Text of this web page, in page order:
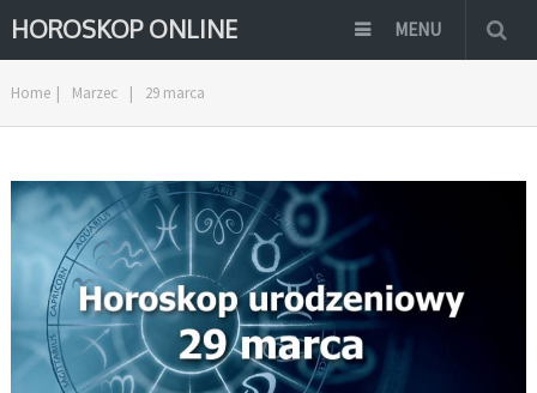
HOROSKOP ONLINE MENU
Home | Marzec | 29 marca